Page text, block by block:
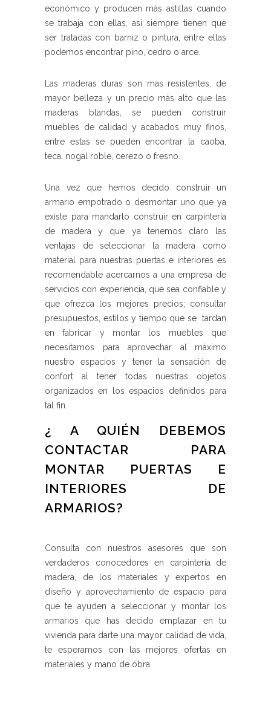
económico y producen más astillas cuando
se trabaja con ellas, asi siempre tienen que
ser tratadas con barniz o pintura, entre ellas
podemos encontrar pino, cedro o arce.
Las maderas duras son mas resistentes, de
mayor belleza y un precio más alto que las
maderas blandas, se pueden construir
muebles de calidad y acabados muy finos,
entre estas se pueden encontrar la caoba,
teca, nogal roble, cerezo o fresno.
Una vez que hemos decido construir un
armario empotrado o desmontar uno que ya
existe para mandarlo construir en carpintería
de madera y que ya tenemos claro las
ventajas de seleccionar la madera como
material para nuestras puertas e interiores es
recomendable acercarnos a una empresa de
servicios con experiencia, que sea confiable y
que ofrezca los mejores precios; consultar
presupuestos, estilos y tiempo que se tardan
en fabricar y montar los muebles que
necesitamos para aprovechar al máximo
nuestro espacios y tener la sensación de
confort al tener todas nuestras objetos
organizados en los espacios definidos para
tal fin.
¿ A QUIÉN DEBEMOS
CONTACTAR PARA
MONTAR PUERTAS E
INTERIORES DE
ARMARIOS?
Consulta con nuestros asesores que son
verdaderos conocedores en carpintería de
madera, de los materiales y expertos en
diseño y aprovechamiento de espacio para
que te ayuden a seleccionar y montar los
armarios que has decido emplazar en tu
vivienda para darte una mayor calidad de vida,
te esperamos con las mejores ofertas en
materiales y mano de obra.